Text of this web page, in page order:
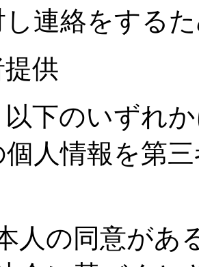
し連絡をする
供
下のいずれ
個人情報を第
人の同意があ